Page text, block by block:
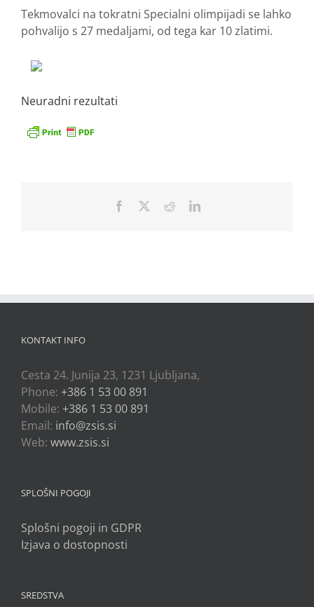
Tekmovalci na tokratni Specialni olimpijadi se lahko
pohvalijo s 27 medaljami, od tega kar 10 zlatimi.
Neuradni rezultati
Facebook RedditLinkedIn
KONTAKT INFO
Cesta 24. Junija 23, 1231 Ljubljana,
Phone: +386 1 53 00 891
Mobile: +386 1 53 00 891
Email: info@zsis.si
Web: www.zsis.si
SPLOŠNI POGOJI
Splošni pogoji in GDPR
Izjava o dostopnosti
SREDSTVA